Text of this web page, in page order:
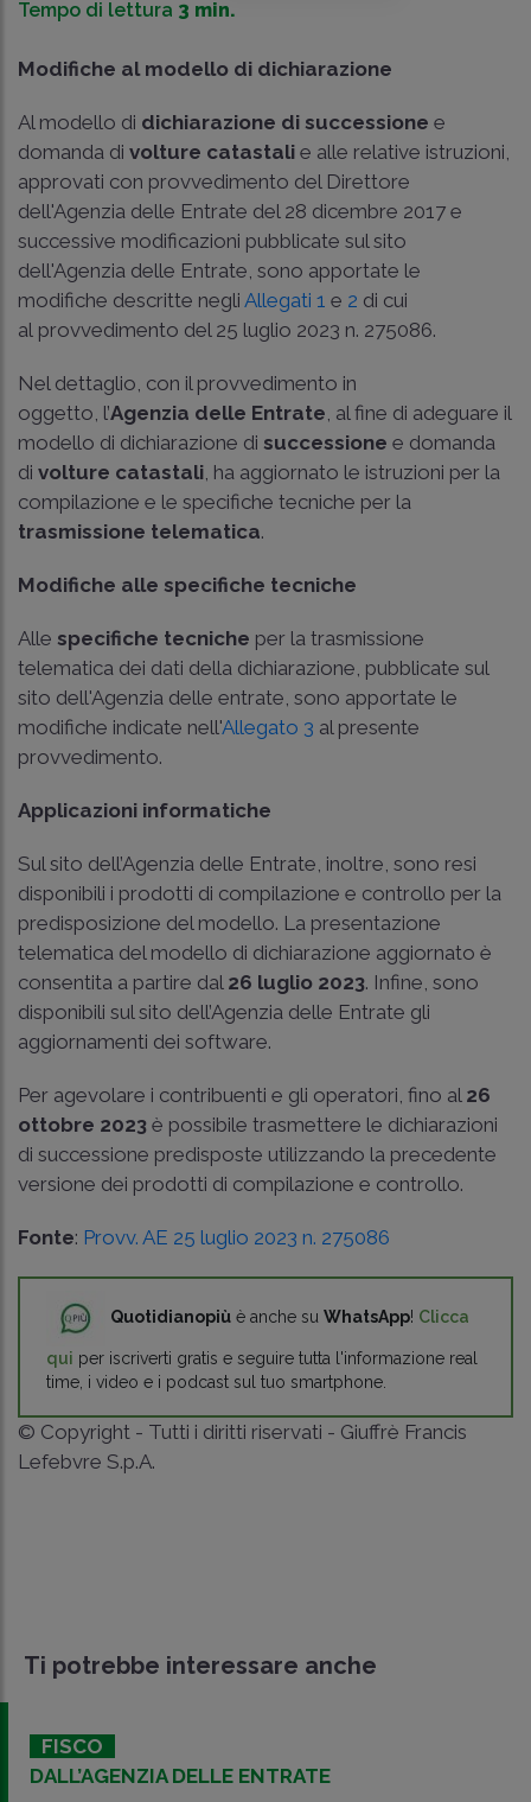
Tempo di lettura 3 min.
Modifiche al modello di dichiarazione
Al modello di dichiarazione di successione e
domanda di volture catastali e alle relative istruzioni,
approvati con provvedimento del Direttore
dell'Agenzia delle Entrate del 28 dicembre 2017 e
successive modificazioni pubblicate sul sito
dell'Agenzia delle Entrate, sono apportate le
modifiche descritte negli Allegati 1 e 2 di cui
al provvedimento del 25 luglio 2023 n. 275086.
Nel dettaglio, con il provvedimento in
oggetto, l’Agenzia delle Entrate, al fine di adeguare il
modello di dichiarazione di successione e domanda
di volture catastali, ha aggiornato le istruzioni per la
compilazione e le specifiche tecniche per la
trasmissione telematica.
Modifiche alle specifiche tecniche
Alle specifiche tecniche per la trasmissione
telematica dei dati della dichiarazione, pubblicate sul
sito dell'Agenzia delle entrate, sono apportate le
modifiche indicate nell'Allegato 3 al presente
provvedimento.
Applicazioni informatiche
Sul sito dell’Agenzia delle Entrate, inoltre, sono resi
disponibili i prodotti di compilazione e controllo per la
predisposizione del modello. La presentazione
telematica del modello di dichiarazione aggiornato è
consentita a partire dal 26 luglio 2023. Infine, sono
disponibili sul sito dell’Agenzia delle Entrate gli
aggiornamenti dei software.
Per agevolare i contribuenti e gli operatori, fino al 26
ottobre 2023 è possibile trasmettere le dichiarazioni
di successione predisposte utilizzando la precedente
versione dei prodotti di compilazione e controllo.
Fonte: Provv. AE 25 luglio 2023 n. 275086
Quotidianopiù è anche su WhatsApp! Clicca
qui per iscriverti gratis e seguire tutta l'informazione real
time, i video e i podcast sul tuo smartphone.
© Copyright - Tutti i diritti riservati - Giuffrè Francis
Lefebvre S.p.A.
Ti potrebbe interessare anche
FISCO
DALL’AGENZIA DELLE ENTRATE